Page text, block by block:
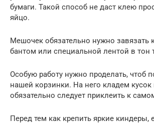
бумаги. Такой способ не даст клею
яйцо.
Мешочек обязательно нужно завязать
бантом или специальной лентой в тон
Особую работу нужно проделать, чтоб
нашей корзинки. На него кладем кусок
обязательно следует приклеить к
Перед тем как крепить яркие киндеры,